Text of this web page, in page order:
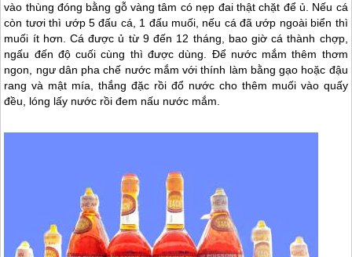
vào thùng đóng bằng gỗ vàng tâm có nẹp đai thật chặt để ủ. Nếu cá
còn tươi thì ướp 5 đấu cá, 1 đấu muối, nếu cá đã ướp ngoài biển thì
muối ít hơn. Cá được ủ từ 9 đến 12 tháng, bao giờ cá thành chợp,
ngấu đến độ cuối cùng thì được dùng. Để nước mắm thêm thơm
ngon, ngư dân pha chế nước mắm với thính làm bằng gạo hoặc đậu
rang và mật mía, thắng đặc rồi đổ nước cho thêm muối vào quấy
đều, lóng lấy nước rồi đem nấu nước mắm.